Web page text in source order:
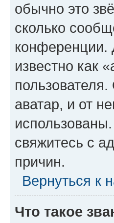
обычно это
сколько
конференции.
известно как
аватар, и от
свяжитесь с
причин.
Вернуться к
Что такое